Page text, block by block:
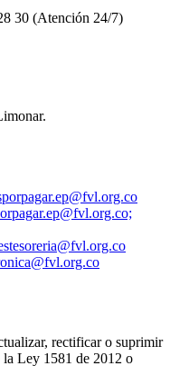
30 (Atención 24/7)
rectificar o suprimir
la Ley 1581 de 2012 o